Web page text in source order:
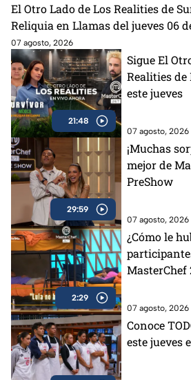
El Otro Lado de Los Realities de
Reliquia en Llamas del jueves 06
07 agosto, 2026
21:48
Sigue El
Realities de
este jueves
07 agosto, 2026
29:59
¡Muchas
mejor de
PreShow
07 agosto, 2026
2:29
¿Cómo le
MasterChef
07 agosto, 2026
Conoce
este jueves